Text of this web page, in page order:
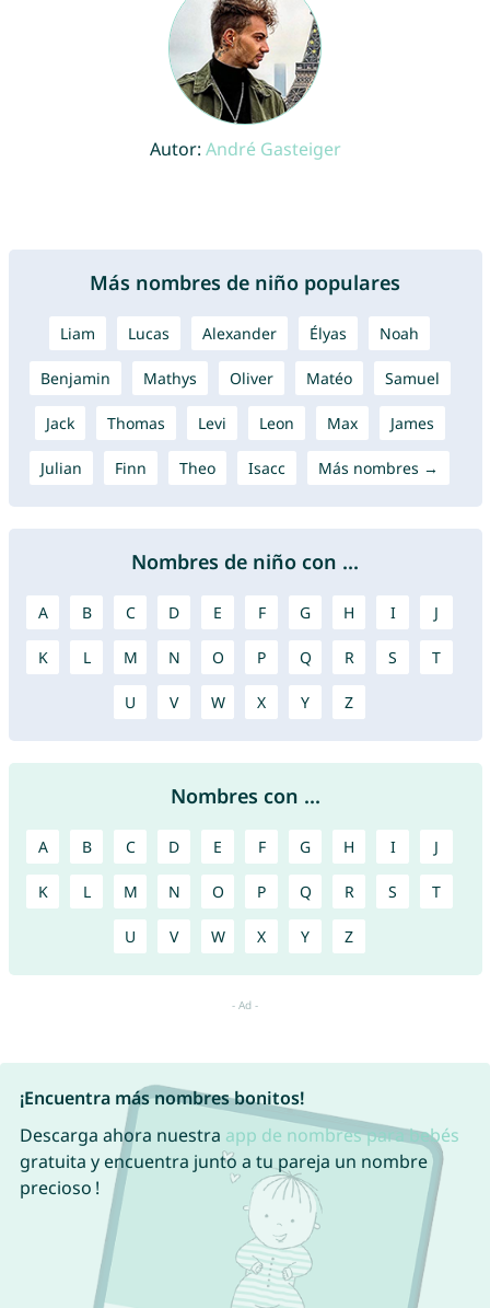
Autor: André Gasteiger
Más nombres de niño populares
Liam Lucas Alexander Élyas Noah
Benjamin Mathys Oliver Matéo Samuel
Jack Thomas Levi Leon Max James
Julian Finn Theo Isacc Más nombres →
Nombres de niño con ...
A B C D E F G H I J
K L M N O P Q R S T
U V W X Y Z
Nombres con ...
A B C D E F G H I J
K L M N O P Q R S T
U V W X Y Z
¡Encuentra más nombres bonitos!
Descarga ahora nuestra app de nombres para bebés
gratuita y encuentra junto a tu pareja un nombre
precioso !